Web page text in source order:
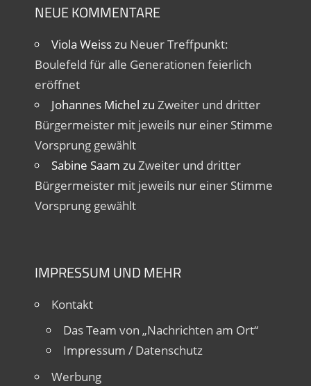
NEUE KOMMENTARE
Viola Weisszu Neuer Treffpunkt:
Boulefeld für alle Generationen feierlich
eröffnet
Johannes Michel zu Zweiter und dritter
Bürgermeister mit jeweils nur einer Stimme
Vorsprung gewählt
Sabine Saam zu Zweiter und dritter
Bürgermeister mit jeweils nur einer Stimme
Vorsprung gewählt
IMPRESSUM UND MEHR
Kontakt
Das Team von „Nachrichten am Ort“
Impressum / Datenschutz
Werbung